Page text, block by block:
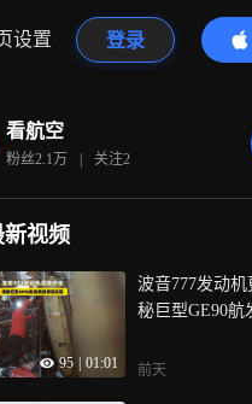
设置 登录
看航空
粉丝2.1万 | 关注2
视频
95 01:01
波音777发动
秘巨型GE90航
前天